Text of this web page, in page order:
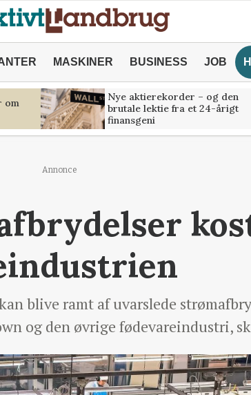
MASKINER BUSINESS JOB
om
Nye aktierekorder – og den
brutale lektie fra et 24-årigt
finansgeni
Annonce
blive ramt af uvarslede
og den øvrige fødevareindustri,